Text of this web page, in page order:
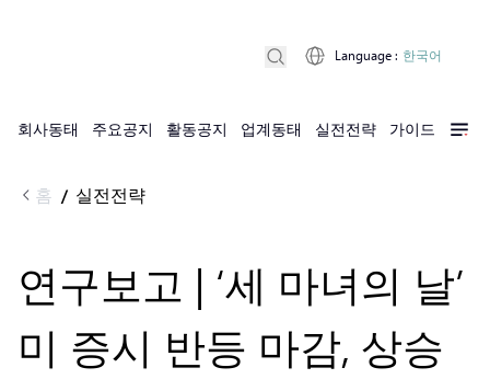
회사동태 주요공지 활동공지 업계동태 실전전략 가이드
Language : 한국어
홈 / 실전전략
연구보고 | ‘세 마녀의 날’
미 증시 반등 마감, 상승